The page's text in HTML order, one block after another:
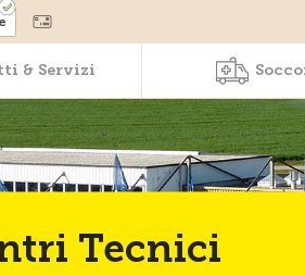
& Servizi
Tecnici